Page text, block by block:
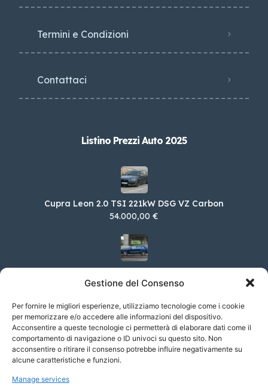
Gestione del Consenso
Per fornire le migliori esperienze, utilizziamo tecnologie come i cookie
per memorizzare e/o accedere alle informazioni del dispositivo.
Acconsentire a queste tecnologie ci permetterà di elaborare dati come il
comportamento di navigazione o ID univoci su questo sito. Non
acconsentire o ritirare il consenso potrebbe influire negativamente su
alcune caratteristiche e funzioni.
Manage services
Termini e Condizioni
Contattaci
Listino Prezzi Auto 2025
Cupra Leon 2.0 TSI 221kW DSG VZ Carbon
54.000,00 €
Porsche Macan 2.0 T
79.086,00 €
Bentley Flying Spur 2.9 V6 Hybrid Azure
268.400,00 €